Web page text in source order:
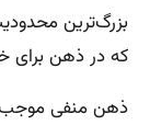
بزرگ‌ترین
که در ذهن برای
ذهن منفی موجب